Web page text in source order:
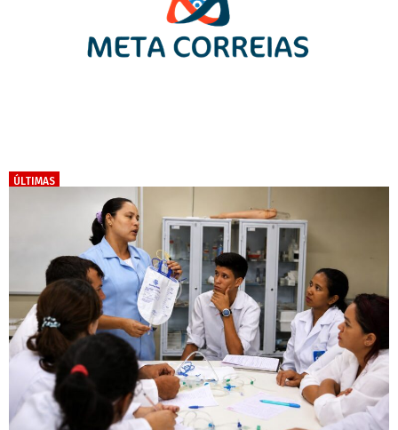
ÚLTIMAS